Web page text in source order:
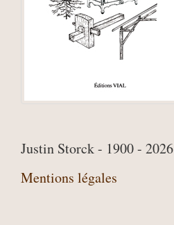
Justin Storck - 1900 - 2026
Mentions légales